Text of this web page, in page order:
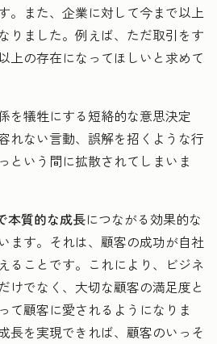
。また、企業に対して今まで以上
りました。例えば、ただ取引をす
上の存在になってほしいと求めて
を犠牲にする短絡的な意思決定
れない言動、誤解を招くような行
という間に拡散されてしまいま
本質的な成長につながる効果的な
ます。それは、顧客の成功が自社
ることです。これにより、ビジネ
けでなく、大切な顧客の満足度と
て顧客に愛されるようになりま
長を実現できれば、顧客のいっそ